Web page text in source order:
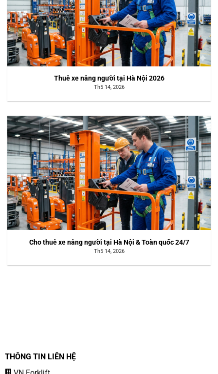
Thuê xe nâng người tại Hà Nội 2026
Th5 14, 2026
Cho thuê xe nâng người tại Hà Nội & Toàn quốc 24/7
Th5 14, 2026
THÔNG TIN LIÊN HỆ